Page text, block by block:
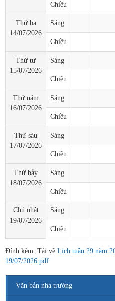
Chiều
Thứ ba
14/07/2026
Sáng
Chiều
Thứ tư
15/07/2026
Sáng
Chiều
Thứ năm
16/07/2026
Sáng
Chiều
Thứ sáu
17/07/2026
Sáng
Chiều
Thứ bảy
18/07/2026
Sáng
Chiều
Chủ nhật
19/07/2026
Sáng
Chiều
Đính kèm: Tải về Lịch tuần 29 năm
19/07/2026.pdf
Văn bản nhà trường